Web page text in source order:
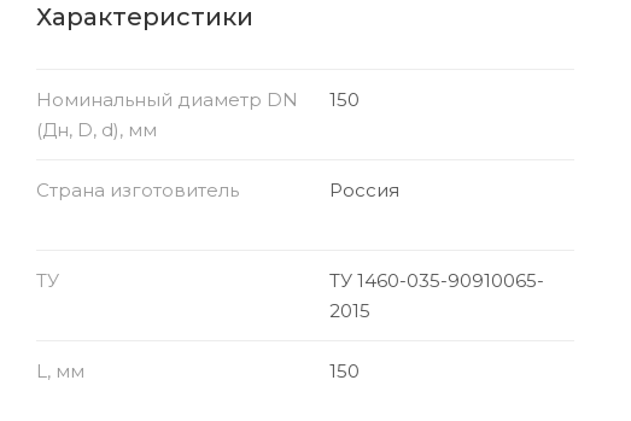
Характеристики
Номинальный диаметр DN
(Дн, D, d), мм
150
Страна изготовитель Россия
ТУ
ТУ 1460-035-90910065-
2015
L, мм 150